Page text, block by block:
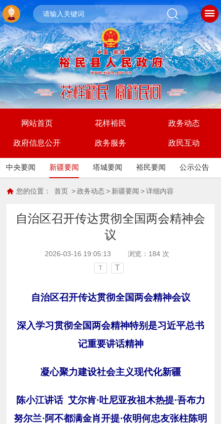
网站首页 花样裕民 政务动态
政府信息公开 政务服务 政民互动
中央要闻 新疆要闻 塔城要闻 裕民要闻 公示公告
您的位置： 首页 > 政务动态 > 新疆要闻 > 详细内容
自治区召开传达贯彻全国两会精神会
议
2026-03-16 19:05:13 浏览： 184次
T T
自治区召开传达贯彻全国两会精神会议
深入学习贯彻全国两会精神特别是习近平总书
记重要讲话精神
凝心聚力建设社会主义现代化新疆
陈小江讲话 艾尔肯·吐尼亚孜祖木热提·吾布力
努尔兰·阿不都满金肖开提·依明何忠友张柱陈明